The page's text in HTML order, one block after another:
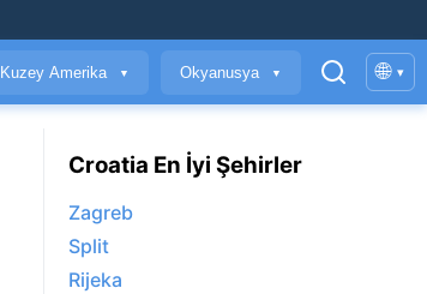
Kuzey Amerika ▼ Okyanusya ▼ 🌐 ▾
Croatia En İyi Şehirler
Zagreb
Split
Rijeka